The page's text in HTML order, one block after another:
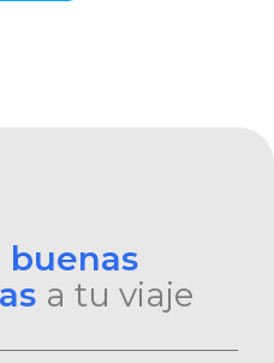
buenas
a tu viaje